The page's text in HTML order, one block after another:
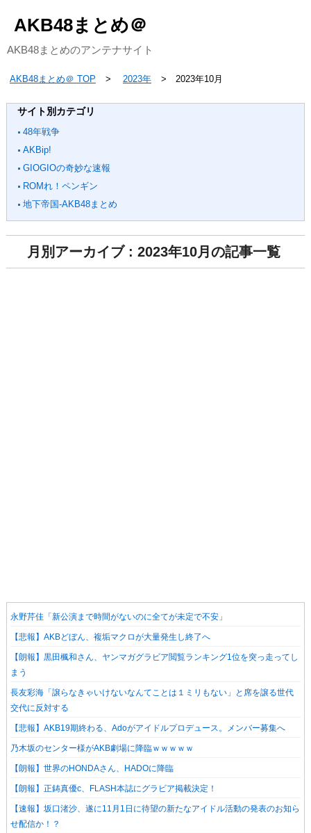
AKB48まとめ＠
AKB48まとめのアンテナサイト
AKB48まとめ＠ TOP 2023年 2023年10月
サイト別カテゴリ
48年戦争
AKBip!
GIOGIOの奇妙な速報
ROMれ！ペンギン
地下帝国-AKB48まとめ
月別アーカイブ : 2023年10月の記事一覧
永野芹佳「新公演まで時間がないのに全てが未定で不安」
【悲報】AKBどぼん、複垢マクロが大量発生し終了へ
【朗報】黒田楓和さん、ヤンマガグラビア閲覧ランキング1位を突っ走ってし
まう
長友彩海「譲らなきゃいけないなんてことは１ミリもない」と席を譲る世代
交代に反対する
【悲報】AKB19期終わる、Adoがアイドルプロデュース。メンバー募集へ
乃木坂のセンター様がAKB劇場に降臨ｗｗｗｗｗ
【朗報】世界のHONDAさん、HADOに降臨
【朗報】正鋳真優c、FLASH本誌にグラビア掲載決定！
【速報】坂口渚沙、遂に11月1日に待望の新たなアイドル活動の発表のお知ら
せ配信か！？